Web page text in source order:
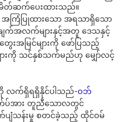
မိတ်ဆက်ပေးထားသည်။
ကြံပြုထားသော အရသာရှိသော
ချက်အလက်များနှင့်အတူ ဒေသနှင့်
းအမြင်များကို ဖော်ပြသည့်
ျားကို သင်နှစ်သက်မည်ဟု မျှော်လင့်
လက်ရှိရရှိနိုင်ပါသည်-ဝဘ်
အား တူညီသောလတွင်
ပျံသန်းမှု စတင်ခဲ့သည့် ထိုင်ဝမ်